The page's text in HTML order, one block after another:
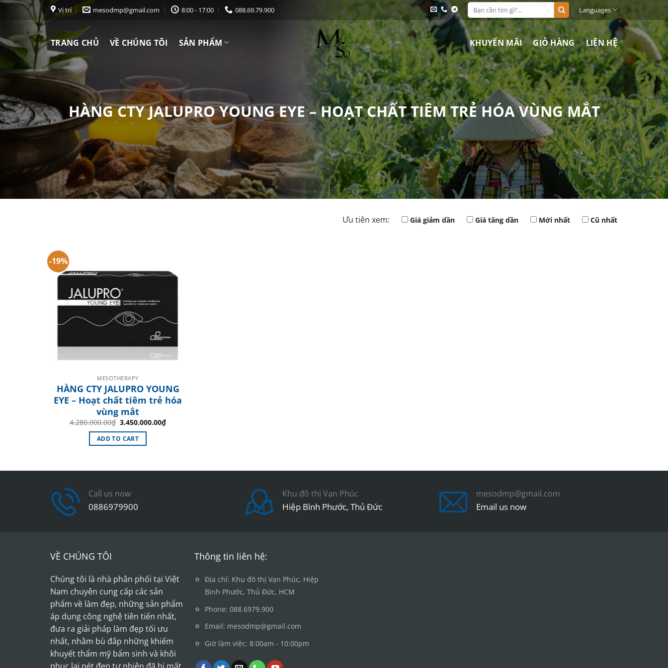
Chuyển
dung
Vị trí mesodmp@gmail.com 8:00 - 17:00 088.69.79.900
Search
for:
Languages
TRANG CHỦ VỀ CHÚNG TÔI SẢN PHẨM KHUYẾN MÃI GIỎ HÀNG LIÊN HỆ
HÀNG CTY JALUPRO YOUNG EYE – HOẠT CHẤT TIÊM TRẺ HÓA VÙNG MẮT
Ưu tiên xem: Giá giảm dần Giá tăng dần Mới nhất Cũ nhất
-19%
MESOTHERAPY
HÀNG CTY JALUPRO YOUNG
EYE – Hoạt chất tiêm trẻ hóa
vùng mắt
4.280.000.00₫ Original
was:
4.280.000.00₫.
3.450.000.00₫Current
ADD TO CART
Call us now
0886979900
Khu đô thị Vạn Phúc
Hiệp Bình Phước, Thủ Đức
mesodmp@gmail.com
Email us now
VỀ CHÚNG TÔI
Chúng tôi là nhà phân phối tại Việt
Nam chuyên cung cấp các sản
phẩm về làm đẹp, những sản phẩm
áp dụng công nghệ tiên tiến nhất,
đưa ra giải pháp làm đẹp tối ưu
nhất, nhằm bù đắp những khiếm
khuyết thẩm mỹ bẩm sinh và khôi
Thông tin liên hệ:
Địa chỉ: Khu đô thị Vạn Phúc, Hiệp
Bình Phước, Thủ Đức, HCM
Phone: 088.6979.900
Email: mesodmp@gmail.com
Giờ làm việc: 8:00am - 10:00pm